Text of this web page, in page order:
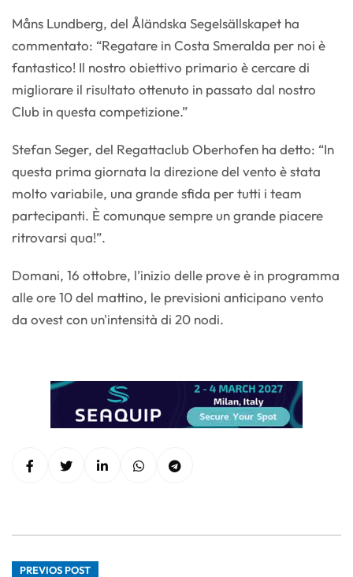
Måns Lundberg, del Åländska Segelsällskapet ha
commentato: “Regatare in Costa Smeralda per noi è
fantastico! Il nostro obiettivo primario è cercare di
migliorare il risultato ottenuto in passato dal nostro
Club in questa competizione.”
Stefan Seger, del Regattaclub Oberhofen ha detto: “In
questa prima giornata la direzione del vento è stata
molto variabile, una grande sfida per tutti i team
partecipanti. È comunque sempre un grande piacere
ritrovarsi qua!”.
Domani, 16 ottobre, l’inizio delle prove è in programma
alle ore 10 del mattino, le previsioni anticipano vento
da ovest con un'intensità di 20 nodi.
PREVIOS POST